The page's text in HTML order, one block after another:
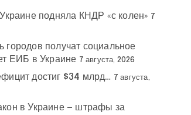
подняла КНДР «с колен» 7
городов получат социальное
ЕИБ в Украине 7 августа, 2026
достиг $34 млрд… 7 августа,
в Украине — штрафы за